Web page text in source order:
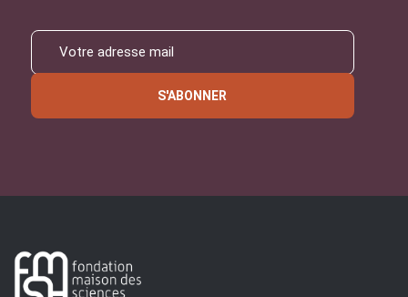
S'ABONNER